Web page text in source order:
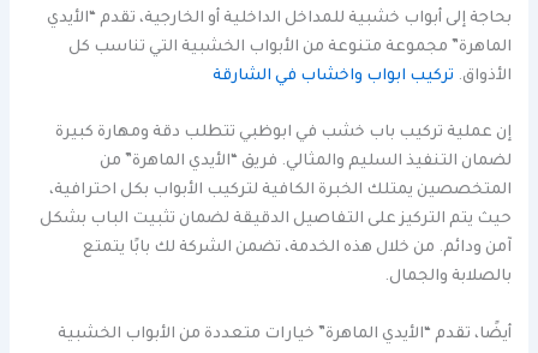
بحاجة إلى أبواب خشبية للمداخل الداخلية أو الخارجية، تقدم “الأيدي
الماهرة” مجموعة متنوعة من الأبواب الخشبية التي تناسب كل
الأذواق. تركيب ابواب واخشاب في الشارقة
إن عملية تركيب باب خشب في ابوظبي تتطلب دقة ومهارة كبيرة
لضمان التنفيذ السليم والمثالي. فريق “الأيدي الماهرة” من
المتخصصين يمتلك الخبرة الكافية لتركيب الأبواب بكل احترافية،
حيث يتم التركيز على التفاصيل الدقيقة لضمان تثبيت الباب بشكل
آمن ودائم. من خلال هذه الخدمة، تضمن الشركة لك بابًا يتمتع
بالصلابة والجمال.
أيضًا، تقدم “الأيدي الماهرة” خيارات متعددة من الأبواب الخشبية